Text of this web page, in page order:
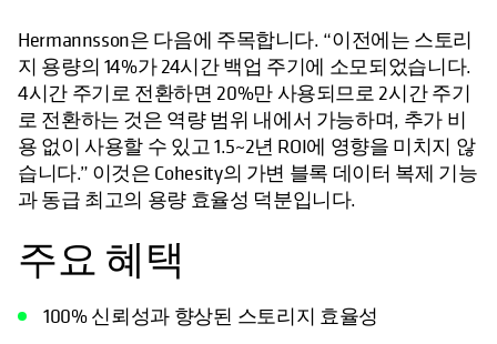
Hermannsson은 다음에 주목합니다. “이전에는 스토리
지 용량의 14%가 24시간 백업 주기에 소모되었습니다.
4시간 주기로 전환하면 20%만 사용되므로 2시간 주기
로 전환하는 것은 역량 범위 내에서 가능하며, 추가 비
용 없이 사용할 수 있고 1.5~2년 ROI에 영향을 미치지 않
습니다.” 이것은 Cohesity의 가변 블록 데이터 복제 기능
과 동급 최고의 용량 효율성 덕분입니다.
주요 혜택
100% 신뢰성과 향상된 스토리지 효율성